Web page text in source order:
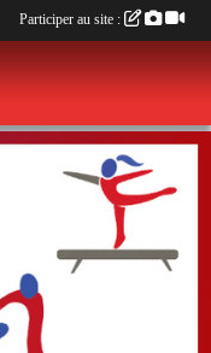
Participer au site :